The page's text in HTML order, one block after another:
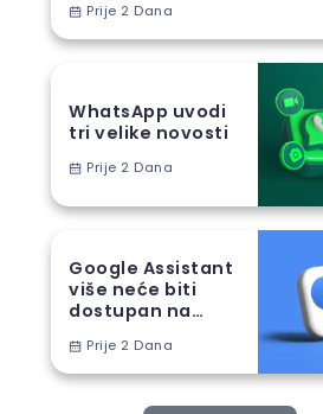
Prije 2 Dana
WhatsApp uvodi
tri velike novosti
Prije 2 Dana
Google Assistant
više neće biti
dostupan na
telefonima
Prije 2 Dana